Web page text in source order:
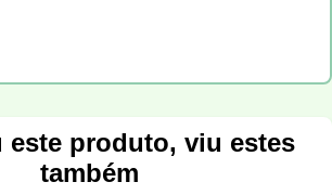
este produto, viu estes
também